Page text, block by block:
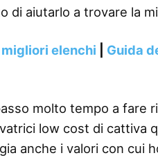
di aiutarlo a trovare la
migliori elenchi Guida
molto tempo a fare
low cost di cattiva
anche i valori con cui